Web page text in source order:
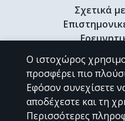
Σχετικά
Διδακτορικές
Ο ιστοχώρος
προσφέρει πιο
Εφόσον συνεχίσετε
αποδέχεστε και τη
Περισσότερες